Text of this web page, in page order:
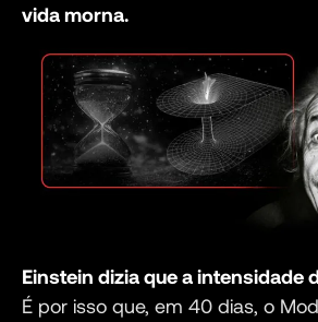
vida morna.
Einstein dizia que a intensidade
É por isso que, em 40 dias, o